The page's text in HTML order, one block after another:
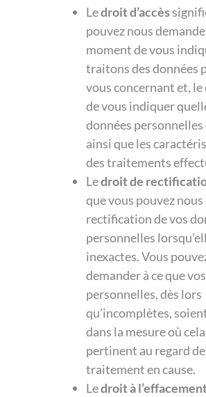
Ledroit d’accès
pouvez nous
moment de vous
traitons des données
vous concernant et, le
de vous indiquer
données personnelles
ainsi que les
des traitements
Ledroit de
que vous pouvez
rectification de vos
personnelles
inexactes. Vous
demander à ce que
personnelles, dès lors
qu’incomplètes,
dans la mesure où
pertinent au regard
traitement en cause.
Ledroit à